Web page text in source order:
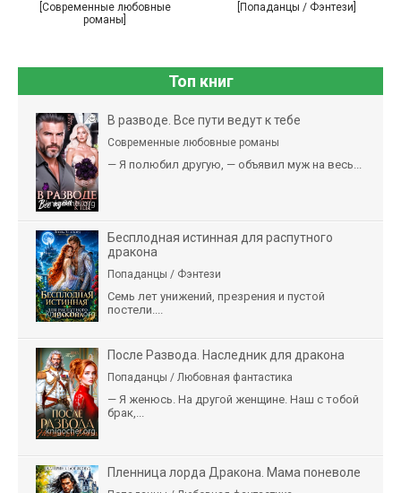
[Современные любовные
романы]
[Попаданцы / Фэнтези]
Топ книг
В разводе. Все пути ведут к тебе
Современные любовные романы
— Я полюбил другую, — объявил муж на весь...
Бесплодная истинная для распутного
дракона
Попаданцы / Фэнтези
Семь лет унижений, презрения и пустой
постели....
После Развода. Наследник для дракона
Попаданцы / Любовная фантастика
— Я женюсь. На другой женщине. Наш с тобой
брак,...
Пленница лорда Дракона. Мама поневоле